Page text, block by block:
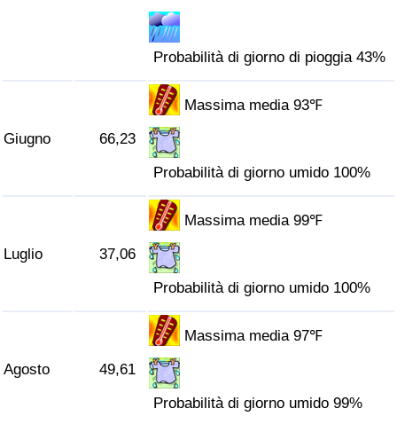
Probabilità di giorno di pioggia 43%
Giugno 66,23
Massima media 93℉
Probabilità di giorno umido 100%
Luglio 37,06
Massima media 99℉
Probabilità di giorno umido 100%
Agosto 49,61
Massima media 97℉
Probabilità di giorno umido 99%